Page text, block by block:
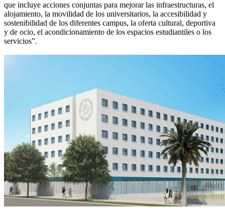
que incluye acciones conjuntas para mejorar las infraestructuras, el
alojamiento, la movilidad de los universitarios, la accesibilidad y
sostenibilidad de los diferentes campus, la oferta cultural, deportiva
y de ocio, el acondicionamiento de los espacios estudiantiles o los
servicios”.